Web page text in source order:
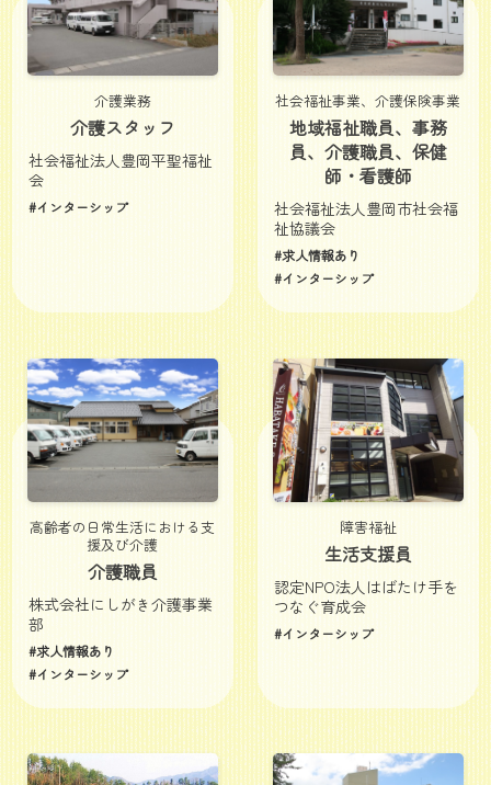
介護業務
介護スタッフ
社会福祉法人豊岡平聖福祉
会
#インターシップ
社会福祉事業、介護保険事業
地域福祉職員、事務
員、介護職員、保健
師・看護師
社会福祉法人豊岡市社会福
祉協議会
#求人情報あり
#インターシップ
高齢者の日常生活における支
援及び介護
介護職員
株式会社にしがき介護事業
部
#求人情報あり
#インターシップ
障害福祉
生活支援員
認定NPO法人はばたけ手を
つなぐ育成会
#インターシップ